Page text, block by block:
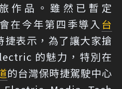
作品。雖然已暫定
在今年第四季導入 台
捷表示，為了讓大家搶
的魅力，特別在
的台灣保時捷駕駛中心